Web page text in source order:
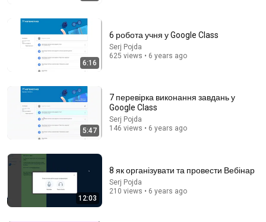
Turn Off These 3 Hidden Sensors on Android Right
КИТАЙ LIKE
Auto-dubbed
289K views
6:16
6 робота учня у Google Class
Serj Pojda
625 views • 6 years ago
5:47
7 перевірка виконання завдань у
Google Class
Serj Pojda
146 views • 6 years ago
12:03
8 як організувати та провести Вебінар
Serj Pojda
210 views • 6 years ago